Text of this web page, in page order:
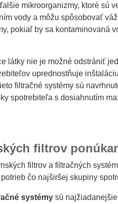
mikroorganizmy, ktoré sú
vody a môžu spôsobovať
pokiaľ by sa kontaminovaná
látky nie je možné odstrániť
uprednostňuje
filtračné systémy sú
spotrebiteľa s dosiahnutím
filtrov
filtrov a filtračných
čo najširšej skupiny
systémy sú